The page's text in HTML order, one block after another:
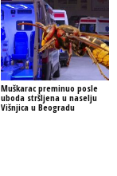
Muškarac preminuo posle
uboda stršljena u naselju
Višnjica u Beogradu